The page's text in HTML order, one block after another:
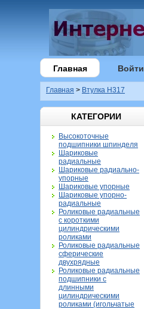
Главная Войти
Главная > Втулка H317
КАТЕГОРИИ
Высокоточные
подшипники шпинделя
Шариковые
радиальные
Шариковые радиально-
упорные
Шариковые упорные
Шариковые упорно-
радиальные
Роликовые радиальные
с короткими
цилиндрическими
роликами
Роликовые радиальные
сферические
двухрядные
Роликовые радиальные
подшипники с
длинными
цилиндрическими
роликами (игольчатые